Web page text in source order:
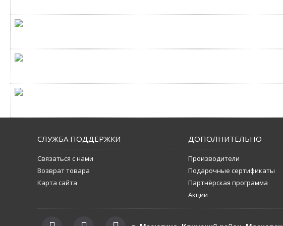
СЛУЖБА ПОДДЕРЖКИ
Связаться с нами
Возврат товара
Карта сайта
ДОПОЛНИТЕЛЬНО
Производители
Подарочные сертификаты
Партнёрская программа
Акции